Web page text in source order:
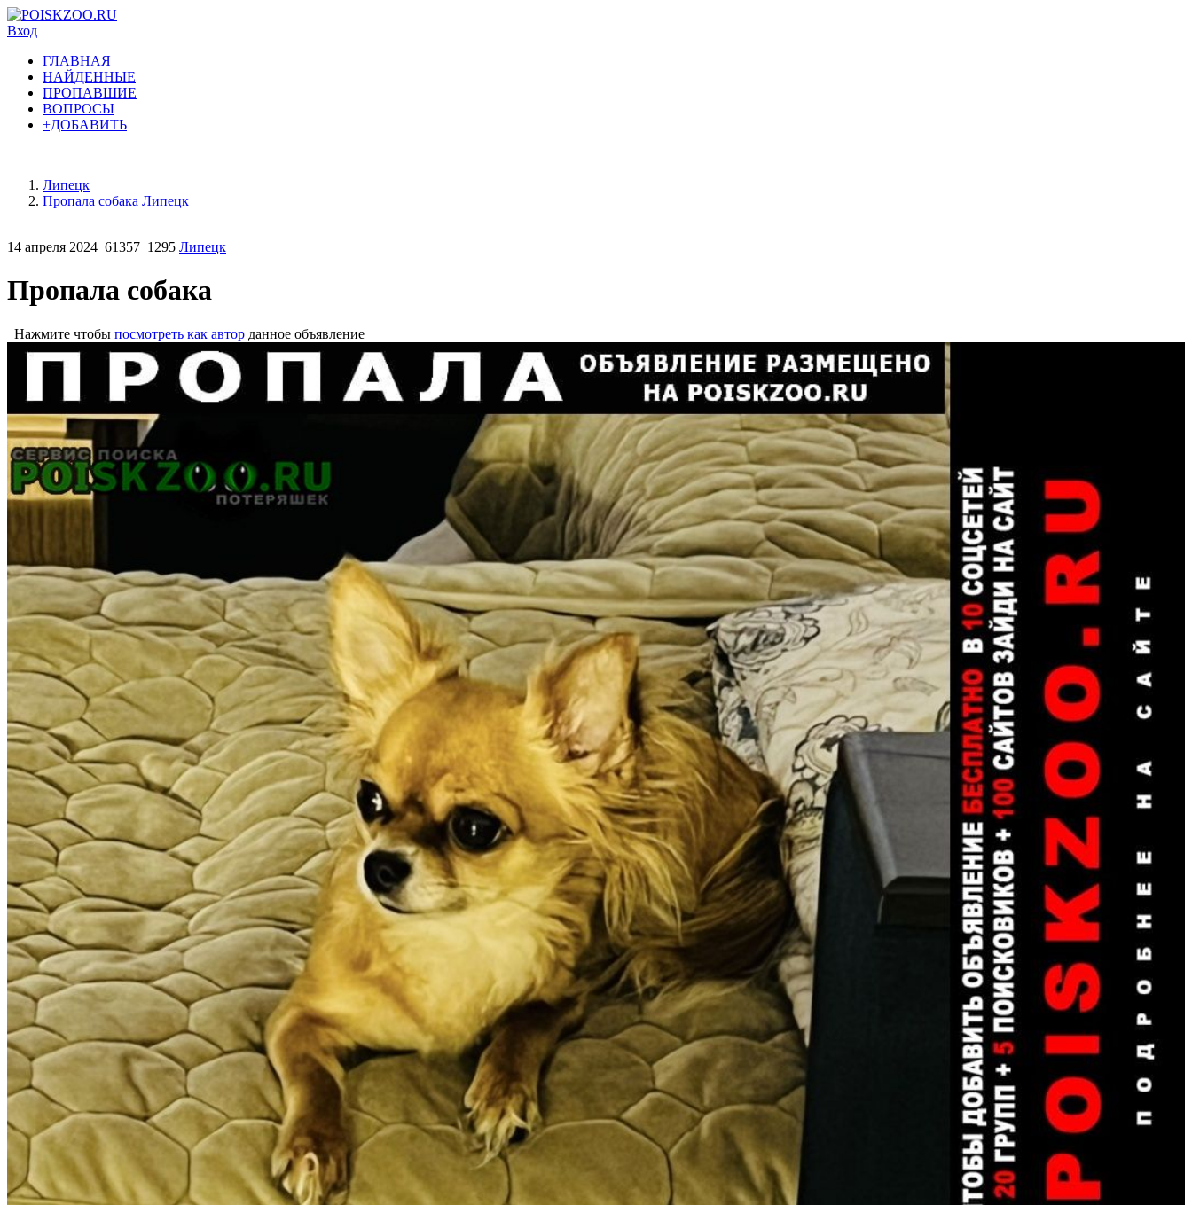
Вход
ГЛАВНАЯ
НАЙДЕННЫЕ
ПРОПАВШИЕ
ВОПРОСЫ
+ДОБАВИТЬ
Липецк
Пропала собака Липецк
14 апреля 2024 61357 1295 Липецк
Пропала собака
Нажмите чтобы посмотреть как автор данное объявление